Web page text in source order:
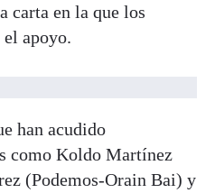
carta en la que los
el apoyo.
han acudido
como Koldo Martínez
(Podemos-Orain Bai) y